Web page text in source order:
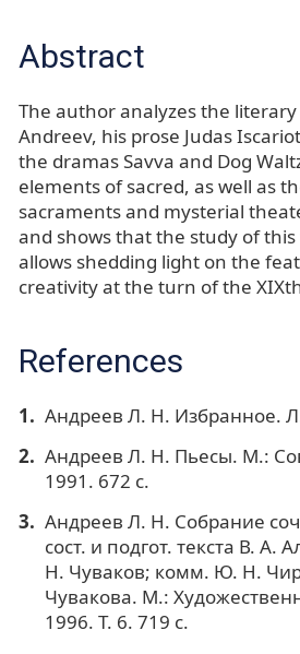
Abstract
The author analyzes the
Andreev, his prose Judas
the dramas Savva and Dog
elements of sacred, as well as
sacraments and mysterial
and shows that the study of
allows shedding light on the
creativity at the turn of the
References
Андреев Л. Н. Избранное.
Андреев Л. Н. Пьесы. М.:
1991. 672 с.
Андреев Л. Н. Собрание
сост. и подгот. текста В. А.
Н. Чуваков; комм. Ю. Н.
Чувакова. М.:
1996. Т. 6. 719 с.